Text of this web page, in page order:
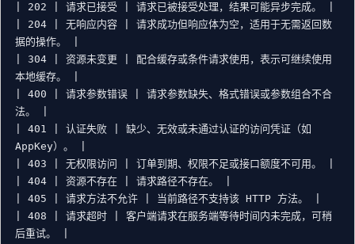
| 202 | 请求已接受 | 请求已被接受处理，结果可能异步完成。 |
| 204 | 无响应内容 | 请求成功但响应体为空，适用于无需返回数
据的操作。 |
| 304 | 资源未变更 | 配合缓存或条件请求使用，表示可继续使用
本地缓存。 |
| 400 | 请求参数错误 | 请求参数缺失、格式错误或参数组合不合
法。 |
| 401 | 认证失败 | 缺少、无效或未通过认证的访问凭证（如
AppKey）。 |
| 403 | 无权限访问 | 订单到期、权限不足或接口额度不可用。 |
| 404 | 资源不存在 | 请求路径不存在。 |
| 405 | 请求方法不允许 | 当前路径不支持该 HTTP 方法。 |
| 408 | 请求超时 | 客户端请求在服务端等待时间内未完成，可稍
后重试。 |